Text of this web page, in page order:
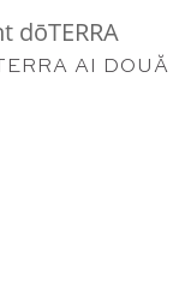
dōTERRA
AI DOUĂ